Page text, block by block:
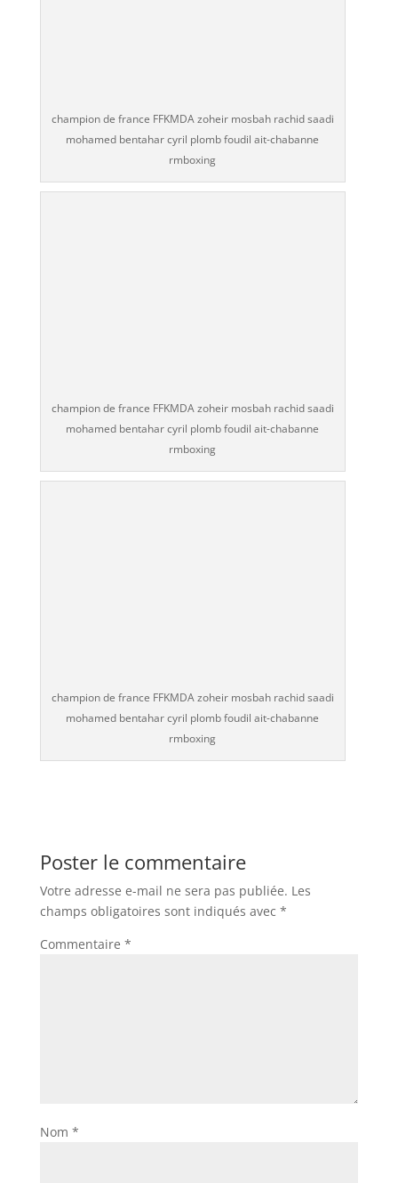
champion de france FFKMDA zoheir mosbah rachid saadi
mohamed bentahar cyril plomb foudil ait-chabanne
rmboxing
champion de france FFKMDA zoheir mosbah rachid saadi
mohamed bentahar cyril plomb foudil ait-chabanne
rmboxing
champion de france FFKMDA zoheir mosbah rachid saadi
mohamed bentahar cyril plomb foudil ait-chabanne
rmboxing
Poster le commentaire
Votre adresse e-mail ne sera pas publiée. Les
champs obligatoires sont indiqués avec *
Commentaire *
Nom *